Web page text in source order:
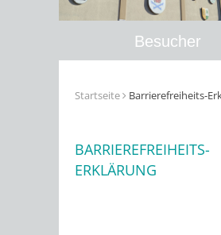
Besucher
Startseite Barrierefreiheits-
BARRIEREFREIHEITS-
ERKLÄRUNG